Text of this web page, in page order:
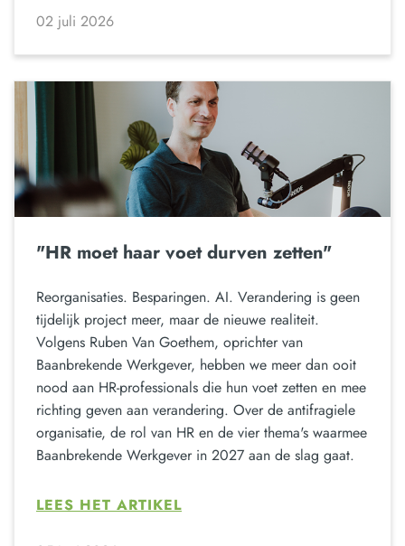
02 juli 2026
"HR moet haar voet durven zetten"
Reorganisaties. Besparingen. AI. Verandering is geen
tijdelijk project meer, maar de nieuwe realiteit.
Volgens Ruben Van Goethem, oprichter van
Baanbrekende Werkgever, hebben we meer dan ooit
nood aan HR-professionals die hun voet zetten en mee
richting geven aan verandering. Over de antifragiele
organisatie, de rol van HR en de vier thema's waarmee
Baanbrekende Werkgever in 2027 aan de slag gaat.
LEES HET ARTIKEL